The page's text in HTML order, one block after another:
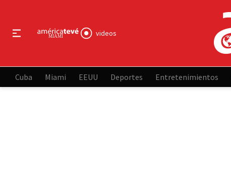
videos
Cuba Miami EEUU Deportes Entretenimientos